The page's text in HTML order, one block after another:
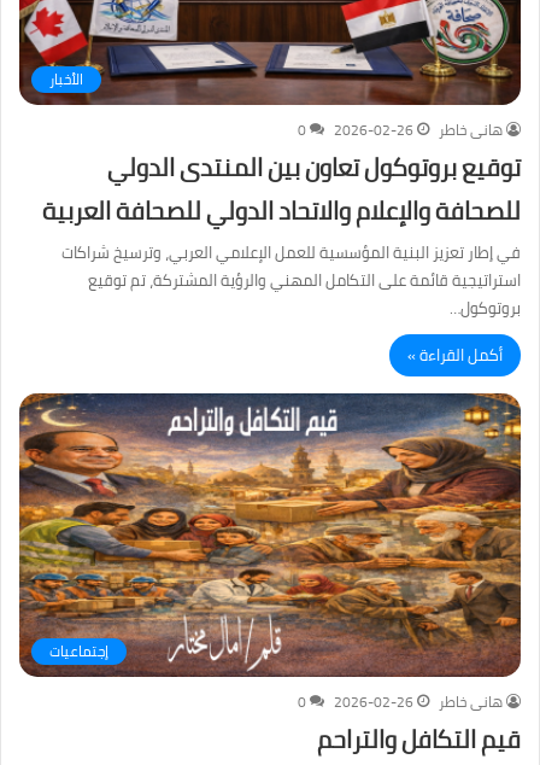
الأخبار
هانى خاطر
2026-02-26
0
توقيع بروتوكول تعاون بين المنتدى الدولي
للصحافة والإعلام والاتحاد الدولي للصحافة العربية
في إطار تعزيز البنية المؤسسية للعمل الإعلامي العربي، وترسيخ شراكات
استراتيجية قائمة على التكامل المهني والرؤية المشتركة، تم توقيع
بروتوكول…
أكمل القراءة »
إجتماعيات
هانى خاطر
2026-02-26
0
قيم التكافل والتراحم